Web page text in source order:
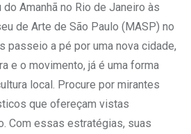
Amanhã no Rio de Janeiro às
de Arte de São Paulo (MASP) no
passeio a pé por uma nova cidade,
e o movimento, já é uma forma
local. Procure por mirantes
que ofereçam vistas
Com essas estratégias, suas